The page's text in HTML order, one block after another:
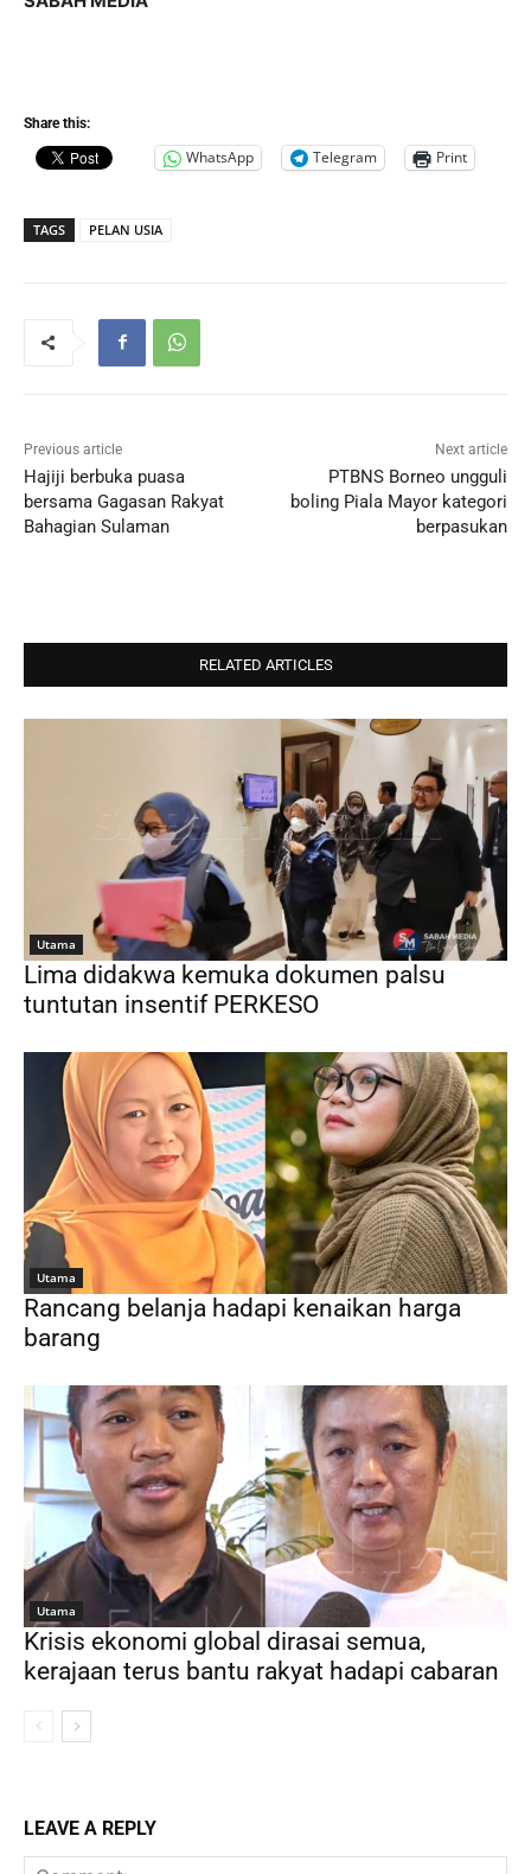
Share this:
WhatsApp Telegram Print
TAGS PELAN USIA
Previous article
Hajiji berbuka puasa
bersama Gagasan Rakyat
Bahagian Sulaman
Next article
PTBNS Borneo ungguli
boling Piala Mayor kategori
berpasukan
RELATED ARTICLES
Utama
Lima didakwa kemuka dokumen palsu
tuntutan insentif PERKESO
Utama
Rancang belanja hadapi kenaikan harga
barang
Utama
Krisis ekonomi global dirasai semua,
kerajaan terus bantu rakyat hadapi cabaran
LEAVE A REPLY